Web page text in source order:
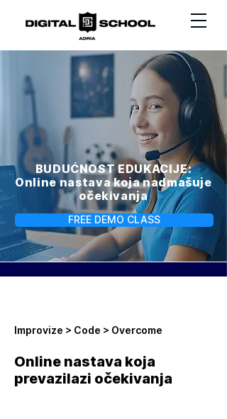
BUDUĆNOST EDUKACIJE:
Online nastava koja nadmašuje
očekivanja
FREE DEMO CLASS
Improvize > Code > Overcome
Online nastava koja
prevazilazi očekivanja